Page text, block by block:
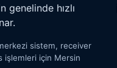
genelinde hızlı
sistem, receiver
işlemleri için Mersin